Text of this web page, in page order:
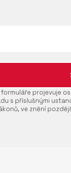
projevuje
s příslušnými
ve znění